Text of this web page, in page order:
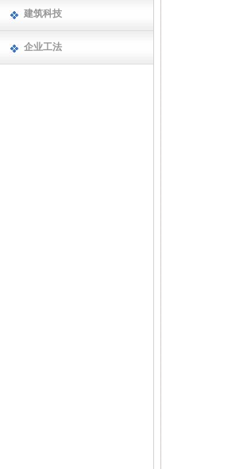
建筑科技
企业工法